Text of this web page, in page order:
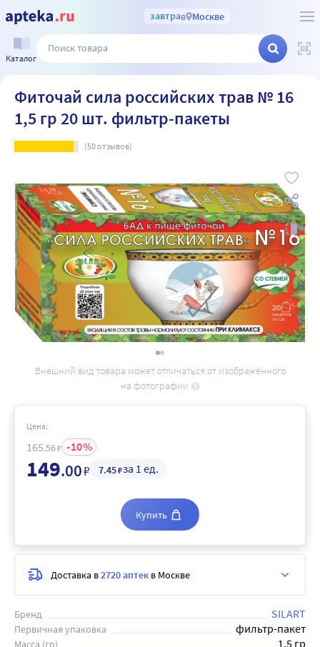
завтрав Москве
Каталог
Фиточай сила российских трав № 16
1,5 гр 20 шт. фильтр-пакеты
(50отзывов)
Внешний вид товара может отличаться от изображённого
на фотографии
Бренд SILART
Первичная упаковка фильтр-пакет
Масса (гр) 1,5 гр
Цена:
165.56₽ 10
149.00₽ 7.45₽за 1 ед.
Купить
Доставка в2720 аптек в Москве